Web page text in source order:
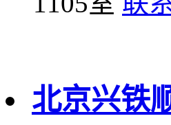
北京兴铁